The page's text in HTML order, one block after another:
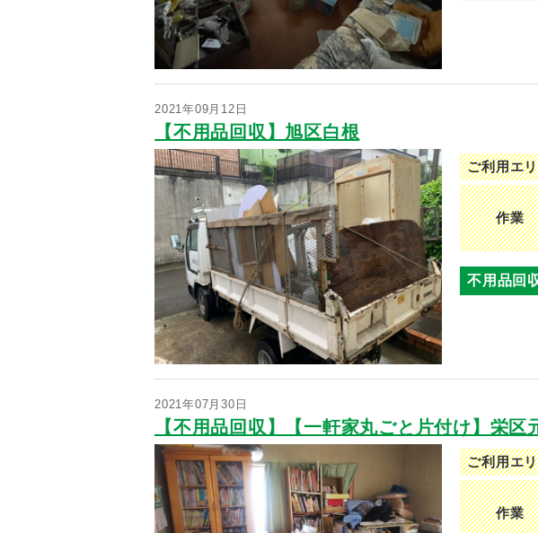
2021年09月12日
【不用品回収】旭区白根
ご利用エ
作業
不用品回
2021年07月30日
【不用品回収】【一軒家丸ごと片付け】栄区
ご利用エ
作業